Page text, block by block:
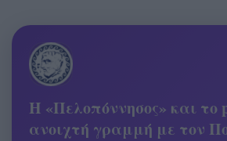
Η «Πελοπόννησος» και το
ανοιχτή γραμμή με τον